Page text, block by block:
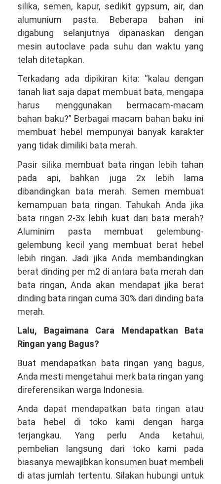
silika, semen, kapur, sedikit gypsum, air, dan
alumunium pasta. Beberapa bahan ini
digabung selanjutnya dipanaskan dengan
mesin autoclave pada suhu dan waktu yang
telah ditetapkan.
Terkadang ada dipikiran kita: “kalau dengan
tanah liat saja dapat membuat bata, mengapa
harus menggunakan bermacam-macam
bahan baku?” Berbagai macam bahan baku ini
membuat hebel mempunyai banyak karakter
yang tidak dimiliki bata merah.
Pasir silika membuat bata ringan lebih tahan
pada api, bahkan juga 2x lebih lama
dibandingkan bata merah. Semen membuat
kemampuan bata ringan. Tahukah Anda jika
bata ringan 2-3x lebih kuat dari bata merah?
Aluminim pasta membuat gelembung-
gelembung kecil yang membuat berat hebel
lebih ringan. Jadi jika Anda membandingkan
berat dinding per m2 di antara bata merah dan
bata ringan, Anda akan mendapat jika berat
dinding bata ringan cuma 30% dari dinding bata
merah.
Lalu, Bagaimana Cara Mendapatkan Bata
Ringan yang Bagus?
Buat mendapatkan bata ringan yang bagus,
Anda mesti mengetahui merk bata ringan yang
direferensikan warga Indonesia.
Anda dapat mendapatkan bata ringan atau
bata hebel di toko kami dengan harga
terjangkau. Yang perlu Anda ketahui,
pembelian langsung dari toko kami pada
biasanya mewajibkan konsumen buat membeli
di atas jumlah tertentu. Silakan hubungi untuk